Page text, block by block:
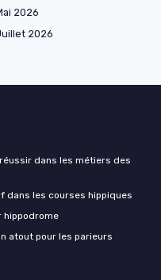
2026
2026
dans les métiers des
dans les courses hippiques
hippodrome
atout pour les parieurs